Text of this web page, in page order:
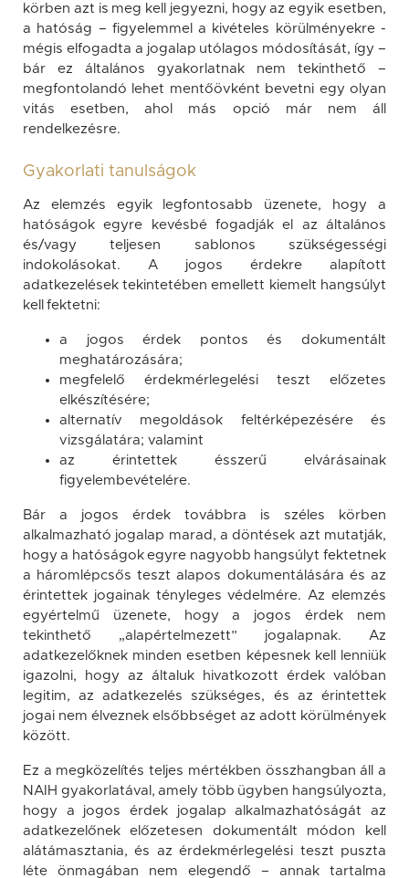
körben azt is meg kell jegyezni, hogy az egyik esetben,
a hatóság – figyelemmel a kivételes körülményekre -
mégis elfogadta a jogalap utólagos módosítását, így –
bár ez általános gyakorlatnak nem tekinthető –
megfontolandó lehet mentőövként bevetni egy olyan
vitás esetben, ahol más opció már nem áll
rendelkezésre.
Gyakorlati tanulságok
Az elemzés egyik legfontosabb üzenete, hogy a
hatóságok egyre kevésbé fogadják el az általános
és/vagy teljesen sablonos szükségességi
indokolásokat. A jogos érdekre alapított
adatkezelések tekintetében emellett kiemelt hangsúlyt
kell fektetni:
a jogos érdek pontos és dokumentált
meghatározására;
megfelelő érdekmérlegelési teszt előzetes
elkészítésére;
alternatív megoldások feltérképezésére és
vizsgálatára; valamint
az érintettek ésszerű elvárásainak
figyelembevételére.
Bár a jogos érdek továbbra is széles körben
alkalmazható jogalap marad, a döntések azt mutatják,
hogy a hatóságok egyre nagyobb hangsúlyt fektetnek
a háromlépcsős teszt alapos dokumentálására és az
érintettek jogainak tényleges védelmére. Az elemzés
egyértelmű üzenete, hogy a jogos érdek nem
tekinthető „alapértelmezett” jogalapnak. Az
adatkezelőknek minden esetben képesnek kell lenniük
igazolni, hogy az általuk hivatkozott érdek valóban
legitim, az adatkezelés szükséges, és az érintettek
jogai nem élveznek elsőbbséget az adott körülmények
között.
Ez a megközelítés teljes mértékben összhangban áll a
NAIH gyakorlatával, amely több ügyben hangsúlyozta,
hogy a jogos érdek jogalap alkalmazhatóságát az
adatkezelőnek előzetesen dokumentált módon kell
alátámasztania, és az érdekmérlegelési teszt puszta
léte önmagában nem elegendő – annak tartalma